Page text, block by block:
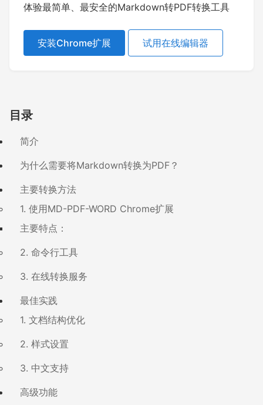
体验最简单、最安全的Markdown转PDF转换工具
安装Chrome扩展 试用在线编辑器
目录
简介
为什么需要将Markdown转换为PDF？
主要转换方法
1. 使用MD-PDF-WORD Chrome扩展
主要特点：
2. 命令行工具
3. 在线转换服务
最佳实践
1. 文档结构优化
2. 样式设置
3. 中文支持
高级功能